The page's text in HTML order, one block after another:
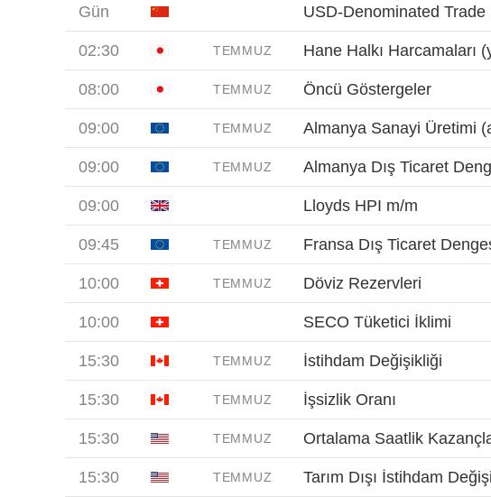
Gün USD-Denominated Trade
02:30 TEMMUZ Hane Halkı Harcamaları
08:00 TEMMUZ Öncü Göstergeler
09:00 TEMMUZ Almanya Sanayi Üretimi
09:00 TEMMUZ Almanya Dış Ticaret
09:00 Lloyds HPI m/m
09:45 TEMMUZ Fransa Dış Ticaret
10:00 TEMMUZ Döviz Rezervleri
10:00 SECO Tüketici İklimi
15:30 TEMMUZ İstihdam Değişikliği
15:30 TEMMUZ İşsizlik Oranı
15:30 TEMMUZ Ortalama Saatlik
15:30 TEMMUZ Tarım Dışı İstihdam